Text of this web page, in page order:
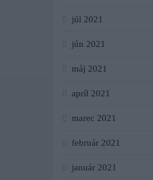
júl 2021
jún 2021
máj 2021
apríl 2021
marec 2021
február 2021
január 2021